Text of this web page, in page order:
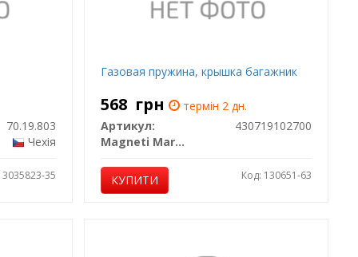
70.19.803
Чехія
3035823-35
Газовая пружина, крышка багажник
568 грн
термін 2 дн.
Артикул:
430719102700
Magneti Marelli
КУПИТИ Код: 130651-63